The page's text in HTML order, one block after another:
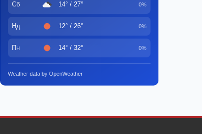
Сб 14° / 27° 0%
Нд 12° / 26° 0%
Пн 14° / 32° 0%
Weather data by OpenWeather